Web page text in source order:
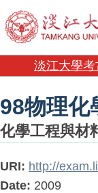
98物理化
淡江大學考
98物理化
化學工程與材
URI: http://
Date: 2009